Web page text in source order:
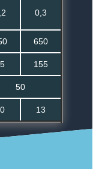
0,3
650
155
50
13